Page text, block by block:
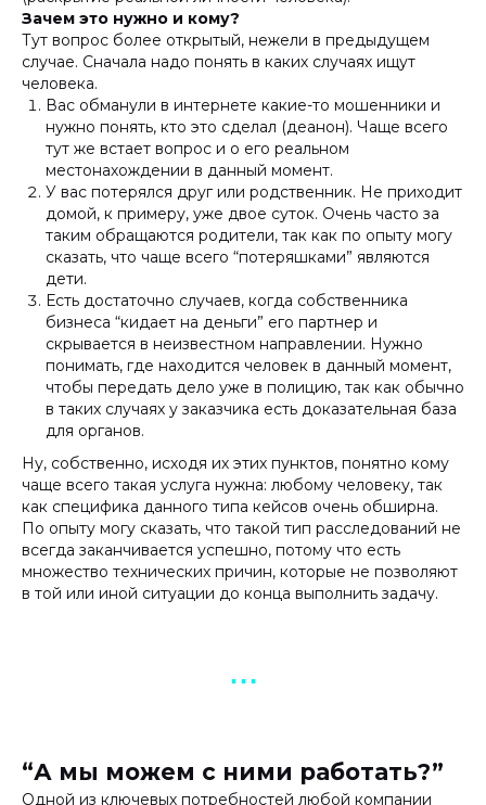
Зачем это нужно и кому?
Тут вопрос более открытый, нежели в предыдущем
случае. Сначала надо понять в каких случаях ищут
человека.
Вас обманули в интернете какие-то мошенники и
нужно понять, кто это сделал (деанон). Чаще всего
тут же встает вопрос и о его реальном
местонахождении в данный момент.
У вас потерялся друг или родственник. Не приходит
домой, к примеру, уже двое суток. Очень часто за
таким обращаются родители, так как по опыту могу
сказать, что чаще всего “потеряшками” являются
дети.
Есть достаточно случаев, когда собственника
бизнеса “кидает на деньги” его партнер и
скрывается в неизвестном направлении. Нужно
понимать, где находится человек в данный момент,
чтобы передать дело уже в полицию, так как обычно
в таких случаях у заказчика есть доказательная база
для органов.
Ну, собственно, исходя их этих пунктов, понятно кому
чаще всего такая услуга нужна: любому человеку, так
как специфика данного типа кейсов очень обширна.
По опыту могу сказать, что такой тип расследований не
всегда заканчивается успешно, потому что есть
множество технических причин, которые не позволяют
в той или иной ситуации до конца выполнить задачу.
▪︎ ▪︎ ▪︎
“А мы можем с ними работать?”
Одной из ключевых потребностей любой компании